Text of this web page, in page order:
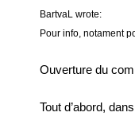
BartvaL wrote:
Pour info, notament
Ouverture du
Tout d’abord,